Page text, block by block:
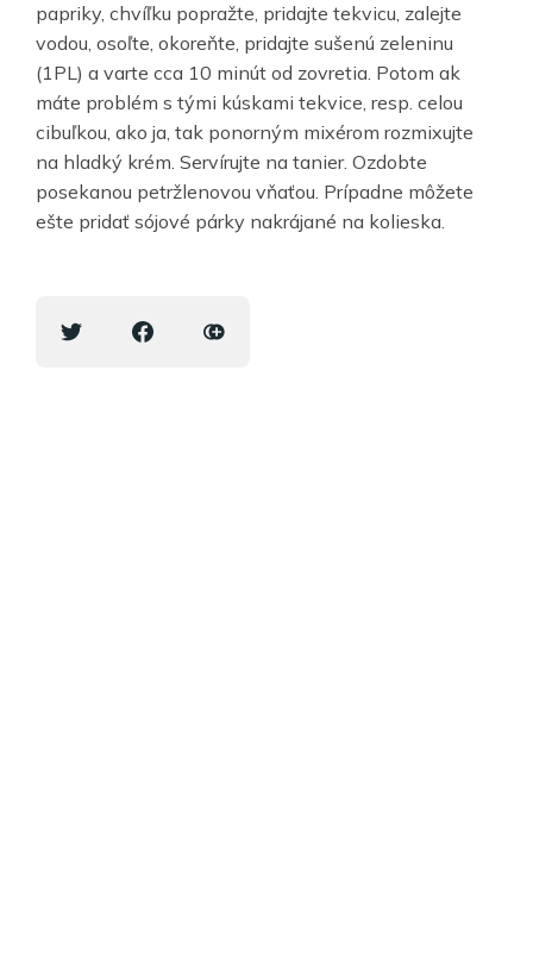
papriky, chvíľku popražte, pridajte tekvicu, zalejte
vodou, osoľte, okoreňte, pridajte sušenú zeleninu
(1PL) a varte cca 10 minút od zovretia. Potom ak
máte problém s tými kúskami tekvice, resp. celou
cibuľkou, ako ja, tak ponorným mixérom rozmixujte
na hladký krém. Servírujte na tanier. Ozdobte
posekanou petržlenovou vňaťou. Prípadne môžete
ešte pridať sójové párky nakrájané na kolieska.